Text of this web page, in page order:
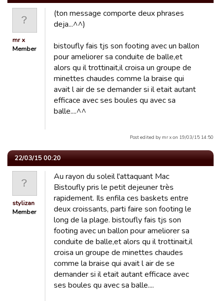
mr x
Member
(ton message comporte deux phrases
deja...^^)
bistoufly fais tjs son footing avec un ballon
pour ameliorer sa conduite de balle,et
alors qu il trottinait,il croisa un groupe de
minettes chaudes comme la braise qui
avait l air de se demander si il etait autant
efficace avec ses boules qu avec sa
balle....^^
Post edited by mr x on 19/03/15 14:50
22/03/15 00:20
stylizan
Member
Au rayon du soleil l'attaquant Mac
Bistoufly pris le petit dejeuner très
rapidement. Ils enfila ces baskets entre
deux croissants, parti faire son footing le
long de la plage. bistoufly fais tjs son
footing avec un ballon pour ameliorer sa
conduite de balle,et alors qu il trottinait,il
croisa un groupe de minettes chaudes
comme la braise qui avait l air de se
demander si il etait autant efficace avec
ses boules qu avec sa balle....